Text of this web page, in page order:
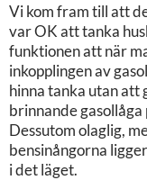
Vi kom fram till att
var OK att tanka
funktionen att när
inkopplingen av
hinna tanka utan att
brinnande
Dessutom olaglig,
bensinångorna
i det läget.